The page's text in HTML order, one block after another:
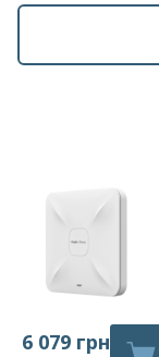
6 079 грн